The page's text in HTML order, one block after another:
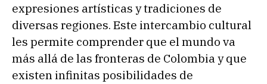
expresiones artísticas y tradiciones de
diversas regiones. Este intercambio cultural
les permite comprender que el mundo va
más allá de las fronteras de Colombia y que
existen infinitas posibilidades de